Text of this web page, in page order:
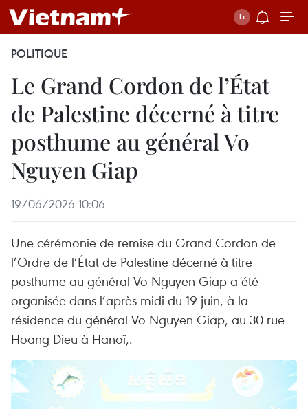
POLITIQUE
Le Grand Cordon de l’État
de Palestine décerné à titre
posthume au général Vo
Nguyen Giap
19/06/2026 10:06
Une cérémonie de remise du Grand Cordon de
l’Ordre de l’État de Palestine décerné à titre
posthume au général Vo Nguyen Giap a été
organisée dans l’après-midi du 19 juin, à la
résidence du général Vo Nguyen Giap, au 30 rue
Hoang Dieu à Hanoï,.